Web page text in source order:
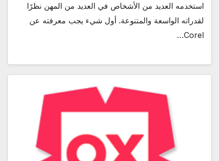
استخدمه العديد من الأشخاص في العديد من المهن نظرًا
لقدراته الواسعة والمتنوعة. أول شيء يجب معرفته عن
Corel…